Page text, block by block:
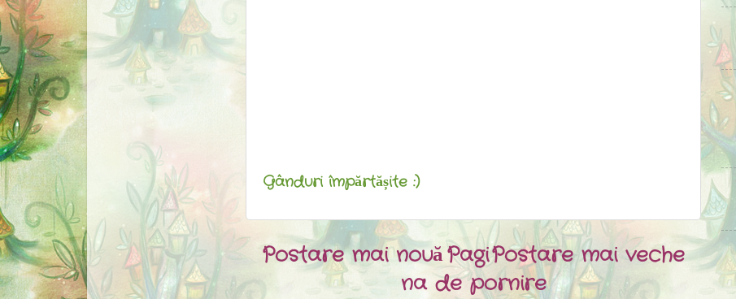
Gânduri împărtășite :)
Postare mai nouă Postare mai veche
Pagi
na de pornire